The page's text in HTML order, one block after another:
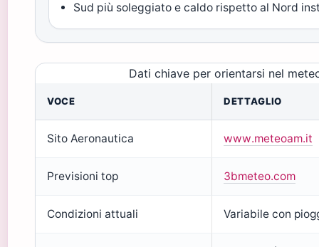
Sud più soleggiato e caldo rispetto al Nord
Dati chiave per orientarsi nel
VOCE DETTAGLIO
Sito Aeronautica www.meteoam.it
Previsioni top 3bmeteo.com
Condizioni attuali Variabile con